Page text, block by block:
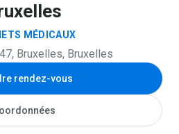
MÉDICAUX
Bruxelles, Bruxelles
rendez-vous